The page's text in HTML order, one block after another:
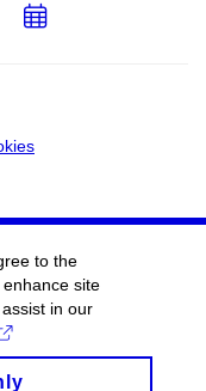
Add
to the
site
in our